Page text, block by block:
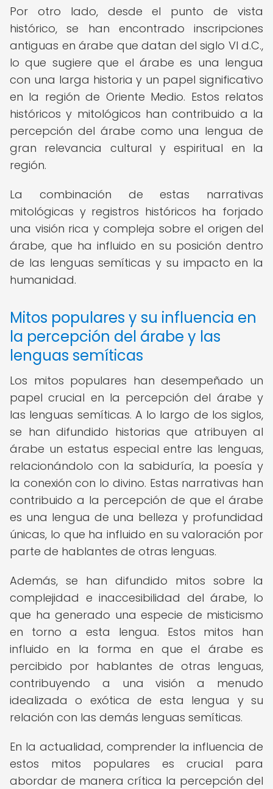
Por otro lado, desde el punto de vista
histórico, se han encontrado inscripciones
antiguas en árabe que datan del siglo VI d.C.,
lo que sugiere que el árabe es una lengua
con una larga historia y un papel significativo
en la región de Oriente Medio. Estos relatos
históricos y mitológicos han contribuido a la
percepción del árabe como una lengua de
gran relevancia cultural y espiritual en la
región.
La combinación de estas narrativas
mitológicas y registros históricos ha forjado
una visión rica y compleja sobre el origen del
árabe, que ha influido en su posición dentro
de las lenguas semíticas y su impacto en la
humanidad.
Mitos populares y su influencia en
la percepción del árabe y las
lenguas semíticas
Los mitos populares han desempeñado un
papel crucial en la percepción del árabe y
las lenguas semíticas. A lo largo de los siglos,
se han difundido historias que atribuyen al
árabe un estatus especial entre las lenguas,
relacionándolo con la sabiduría, la poesía y
la conexión con lo divino. Estas narrativas han
contribuido a la percepción de que el árabe
es una lengua de una belleza y profundidad
únicas, lo que ha influido en su valoración por
parte de hablantes de otras lenguas.
Además, se han difundido mitos sobre la
complejidad e inaccesibilidad del árabe, lo
que ha generado una especie de misticismo
en torno a esta lengua. Estos mitos han
influido en la forma en que el árabe es
percibido por hablantes de otras lenguas,
contribuyendo a una visión a menudo
idealizada o exótica de esta lengua y su
relación con las demás lenguas semíticas.
En la actualidad, comprender la influencia de
estos mitos populares es crucial para
abordar de manera crítica la percepción del